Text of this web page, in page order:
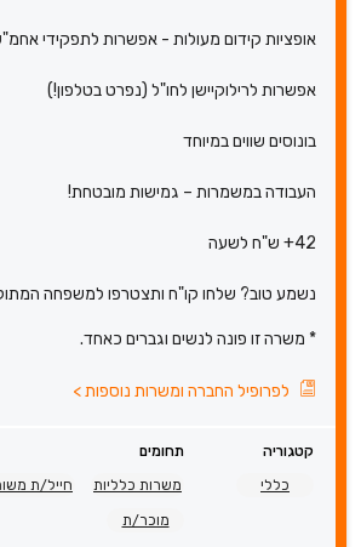
אופציות קידום מעולות - אפשרות לתפקידי
אפשרות לרילוקיישן לחו"ל (נפרט בטלפון!)
בונוסים שווים במיוחד
העבודה במשמרות – גמישות מובטחת!
42+ ש"ח לשעה
נשמע טוב? שלחו קו"ח ותצטרפו למשפחה
* משרה זו פונה לנשים וגברים כאחד.
לפרופיל החברה ומשרות נוספות>
קטגוריה
תחומים
כללי
משרות כלליות חייל/ת
מוכר/ת